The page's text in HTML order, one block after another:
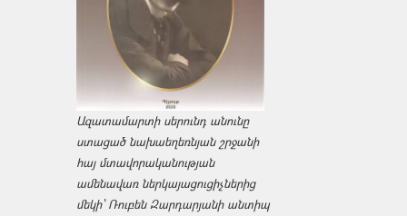
Ազատամարտի սերունդ անունը
ստացած նախաեղեռնյան շրջանի
հայ մտավորականության
ամենավառ ներկայացուցիչներից
մեկի՝ Ռուբեն Զարդարյանի անտիպ